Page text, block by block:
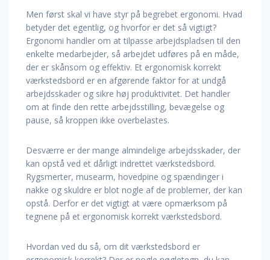
Men først skal vi have styr på begrebet ergonomi. Hvad
betyder det egentlig, og hvorfor er det så vigtigt?
Ergonomi handler om at tilpasse arbejdspladsen til den
enkelte medarbejder, så arbejdet udføres på en måde,
der er skånsom og effektiv. Et ergonomisk korrekt
værkstedsbord er en afgørende faktor for at undgå
arbejdsskader og sikre høj produktivitet. Det handler
om at finde den rette arbejdsstilling, bevægelse og
pause, så kroppen ikke overbelastes.
Desværre er der mange almindelige arbejdsskader, der
kan opstå ved et dårligt indrettet værkstedsbord.
Rygsmerter, musearm, hovedpine og spændinger i
nakke og skuldre er blot nogle af de problemer, der kan
opstå. Derfor er det vigtigt at være opmærksom på
tegnene på et ergonomisk korrekt værkstedsbord.
Hvordan ved du så, om dit værkstedsbord er